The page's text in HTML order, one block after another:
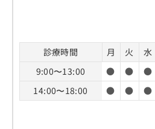
診療時間 月 火 水
9:00〜13:00
● ● ●
14:00〜18:00
● ● ●